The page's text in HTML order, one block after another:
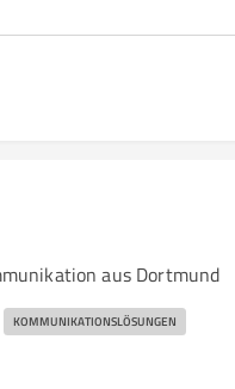
aus Dortmund
KOMMUNIKATIONSLÖSUNGEN